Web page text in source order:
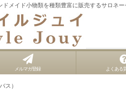
メイド小物類を種類豊富に販売するサロネ
メルマガ登録 よくある
ス）